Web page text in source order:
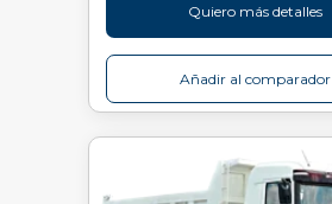
Quiero más detalles
Añadir al comparador